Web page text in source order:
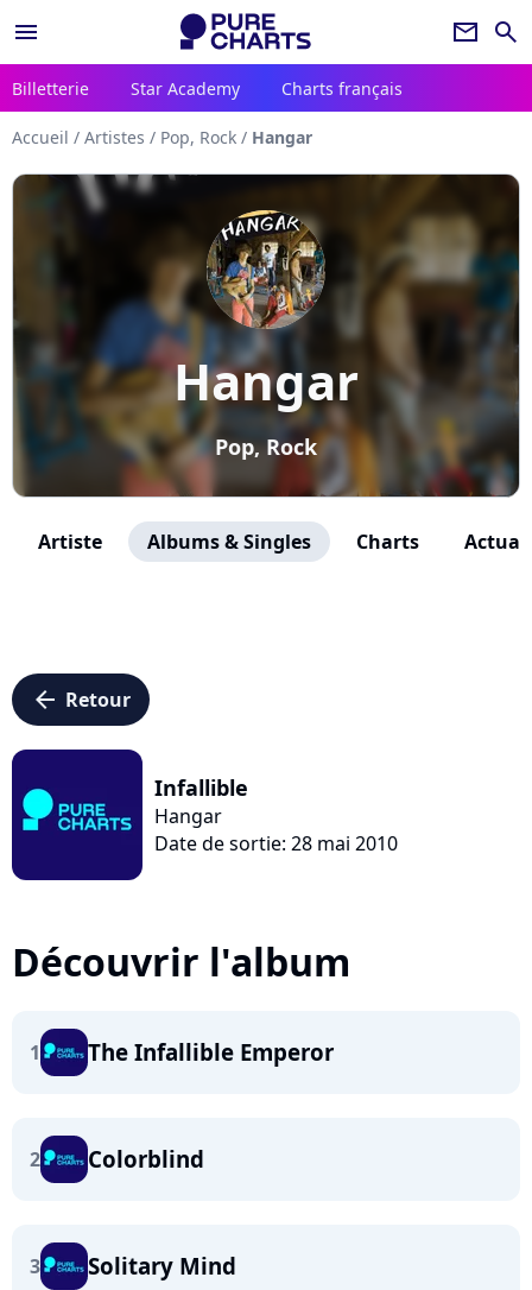
menu newsletter search
Billetterie Star Academy Charts français
Accueil / Artistes / Pop, Rock / Hangar
Hangar
Pop, Rock
Artiste Albums & Singles Charts
arrow_left Retour
Infallible
Hangar
Date de sortie: 28 mai 2010
Découvrir l'album
1 The Infallible Emperor
2 Colorblind
3 Solitary Mind